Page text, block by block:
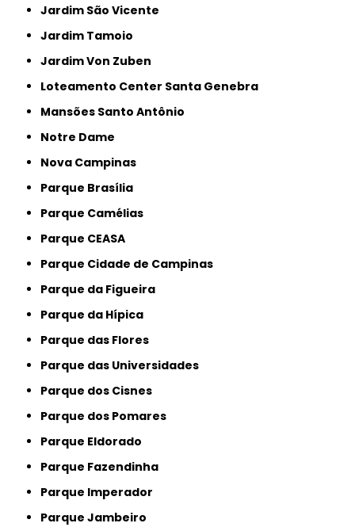
Jardim São Vicente
Jardim Tamoio
Jardim Von Zuben
Loteamento Center Santa Genebra
Mansões Santo Antônio
Notre Dame
Nova Campinas
Parque Brasília
Parque Camélias
Parque CEASA
Parque Cidade de Campinas
Parque da Figueira
Parque da Hípica
Parque das Flores
Parque das Universidades
Parque dos Cisnes
Parque dos Pomares
Parque Eldorado
Parque Fazendinha
Parque Imperador
Parque Jambeiro